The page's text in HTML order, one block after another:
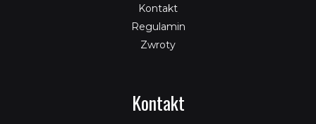
Kontakt
Regulamin
Zwroty
Kontakt